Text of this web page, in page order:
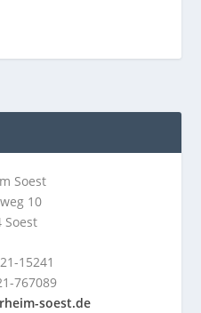
Soest
10
Soest
15241
767089
soest.de